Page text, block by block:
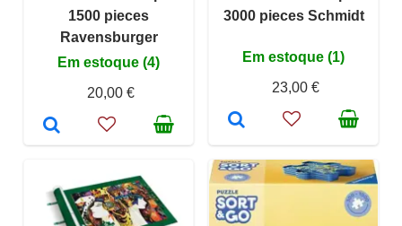
1500 pieces
Ravensburger
Em estoque (4)
20,00 €
3000 pieces Schmidt
Em estoque (1)
23,00 €